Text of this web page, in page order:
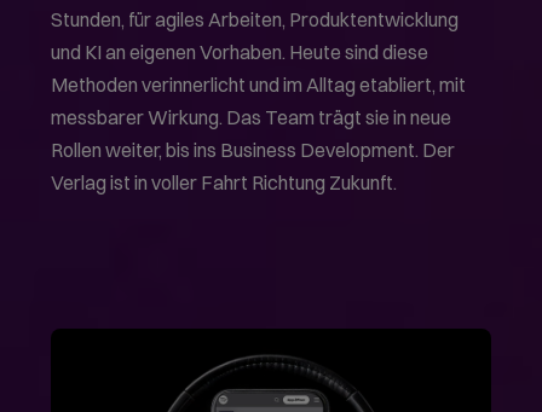
Stunden, für agiles Arbeiten, Produktentwicklung
und KI an eigenen Vorhaben. Heute sind diese
Methoden verinnerlicht und im Alltag etabliert, mit
messbarer Wirkung. Das Team trägt sie in neue
Rollen weiter, bis ins Business Development. Der
Verlag ist in voller Fahrt Richtung Zukunft.